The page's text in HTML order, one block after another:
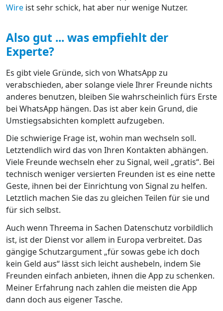
Wire ist sehr schick, hat aber nur wenige Nutzer.
Also gut ... was empfiehlt der
Experte?
Es gibt viele Gründe, sich von WhatsApp zu
verabschieden, aber solange viele Ihrer Freunde nichts
anderes benutzen, bleiben Sie wahrscheinlich fürs Erste
bei WhatsApp hängen. Das ist aber kein Grund, die
Umstiegsabsichten komplett aufzugeben.
Die schwierige Frage ist, wohin man wechseln soll.
Letztendlich wird das von Ihren Kontakten abhängen.
Viele Freunde wechseln eher zu Signal, weil „gratis“. Bei
technisch weniger versierten Freunden ist es eine nette
Geste, ihnen bei der Einrichtung von Signal zu helfen.
Letztlich machen Sie das zu gleichen Teilen für sie und
für sich selbst.
Auch wenn Threema in Sachen Datenschutz vorbildlich
ist, ist der Dienst vor allem in Europa verbreitet. Das
gängige Schutzargument „für sowas gebe ich doch
kein Geld aus“ lässt sich leicht aushebeln, indem Sie
Freunden einfach anbieten, ihnen die App zu schenken.
Meiner Erfahrung nach zahlen die meisten die App
dann doch aus eigener Tasche.